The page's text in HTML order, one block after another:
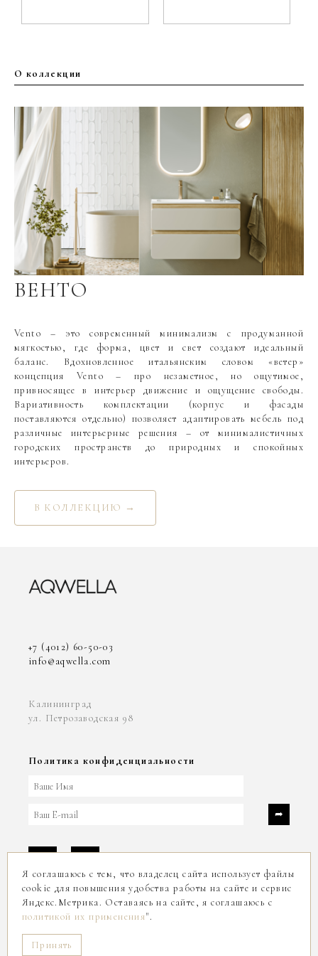
О коллекции
ВЕНТО
Vento – это современный минимализм с продуманной
мягкостью, где форма, цвет и свет создают идеальный
баланс. Вдохновленное итальянским словом «ветер»
концепция Vento – про незаметное, но ощутимое,
привносящее в интерьер движение и ощущение свободы.
Вариативность комплектации (корпус и фасады
поставляются отдельно) позволяет адаптировать мебель под
различные интерьерные решения – от минималистичных
городских пространств до природных и спокойных
интерьеров.
В КОЛЛЕКЦИЮ →
+7 (4012) 60-50-03
info@aqwella.com
Калининград
ул. Петрозаводская 98
Политика конфиденциальности
2004-2026
© ООО «АКВЕЛЛА ИНВЕСТ»
Я соглашаюсь с тем, что владелец сайта использует файлы
cookie для повышения удобства работы на сайте и сервис
Яндекс.Метрика. Оставаясь на сайте, я соглашаюсь с
политикой их применения".
Принять